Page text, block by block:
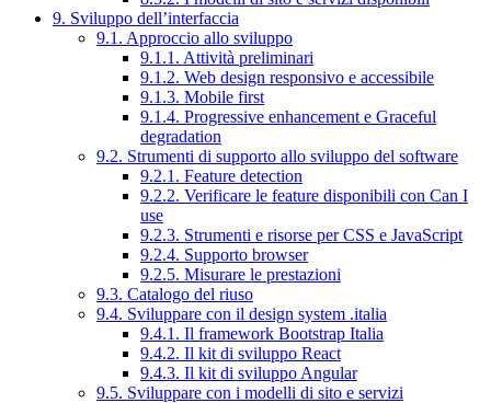
9. Sviluppo dell’interfaccia
9.1. Approccio allo sviluppo
9.1.1. Attività preliminari
9.1.2. Web design responsivo e accessibile
9.1.3. Mobile first
9.1.4. Progressive enhancement e Graceful
degradation
9.2. Strumenti di supporto allo sviluppo del software
9.2.1. Feature detection
9.2.2. Verificare le feature disponibili con Can I
use
9.2.3. Strumenti e risorse per CSS e JavaScript
9.2.4. Supporto browser
9.2.5. Misurare le prestazioni
9.3. Catalogo del riuso
9.4. Sviluppare con il design system .italia
9.4.1. Il framework Bootstrap Italia
9.4.2. Il kit di sviluppo React
9.4.3. Il kit di sviluppo Angular
9.5. Sviluppare con i modelli di sito e servizi